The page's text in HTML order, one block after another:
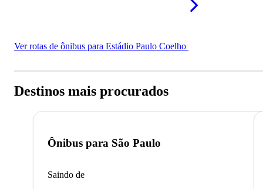
Ver rotas de ônibus para Estádio Paulo Coelho
Destinos mais procurados
Ônibus para São Paulo
Saindo de